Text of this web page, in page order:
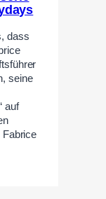
dass
seine
auf
Fabrice